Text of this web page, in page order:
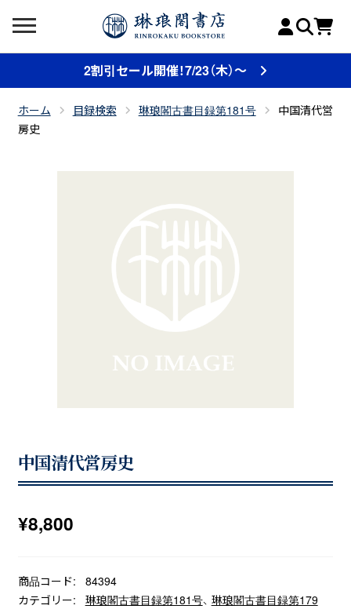
2割引セール開催！7/23（木）～
ホーム 目録検索 琳琅閣古書目録第181号
中国清代営
房史
中国清代営房史
¥8,800
商品コード:
84394
カテゴリー:
琳琅閣古書目録第181号、 琳琅閣古書目録第179